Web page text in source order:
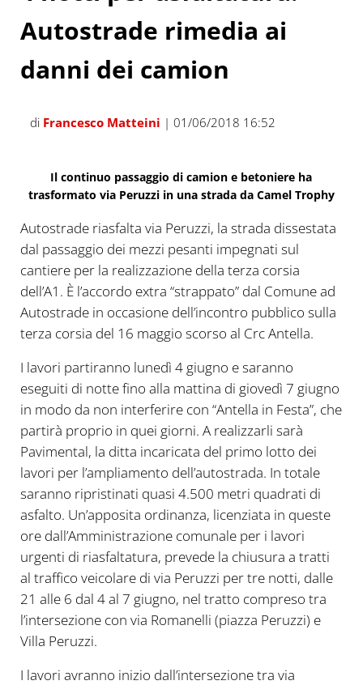
Autostrade rimedia ai
danni dei camion
di Francesco Matteini | 01/06/2018 16:52
Il continuo passaggio di camion e betoniere ha
trasformato via Peruzzi in una strada da Camel Trophy
Autostrade riasfalta via Peruzzi, la strada dissestata
dal passaggio dei mezzi pesanti impegnati sul
cantiere per la realizzazione della terza corsia
dell’A1. È l’accordo extra “strappato” dal Comune ad
Autostrade in occasione dell’incontro pubblico sulla
terza corsia del 16 maggio scorso al Crc Antella.
I lavori partiranno lunedì 4 giugno e saranno
eseguiti di notte fino alla mattina di giovedì 7 giugno
in modo da non interferire con “Antella in Festa”, che
partirà proprio in quei giorni. A realizzarli sarà
Pavimental, la ditta incaricata del primo lotto dei
lavori per l’ampliamento dell’autostrada. In totale
saranno ripristinati quasi 4.500 metri quadrati di
asfalto. Un’apposita ordinanza, licenziata in queste
ore dall’Amministrazione comunale per i lavori
urgenti di riasfaltatura, prevede la chiusura a tratti
al traffico veicolare di via Peruzzi per tre notti, dalle
21 alle 6 dal 4 al 7 giugno, nel tratto compreso tra
l’intersezione con via Romanelli (piazza Peruzzi) e
Villa Peruzzi.
I lavori avranno inizio dall’intersezione tra via